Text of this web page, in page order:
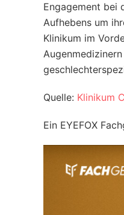
Engagement bei
Aufhebens um
Klinikum im
Quelle: Klinikum
Ein EYEFOX